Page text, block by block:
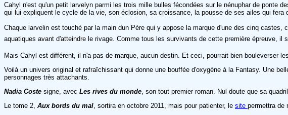
Cahyl n'est qu'un petit larvelyn parmi les trois mille bulles fécondées sur le nénuphar de ponte
qui lui expliquent le cycle de la vie, son éclosion, sa croissance, la pousse de ses ailes qui
Chaque larvelin est touché par la main dun Père qui y appose la marque d'une des cinq
aquatiques avant d'atteindre le rivage. Comme tous les survivants de cette première épreuve, il
Mais Cahyl est différent, il n'a pas de marque, aucun destin. Et ceci, pourrait bien bouleverser
Voilà un univers original et rafraîchissant qui donne une bouffée d'oxygène à la Fantasy. Une
personnages très attachants.
Nadia Coste signe, avec Les rives du monde , son tout premier roman. Nul doute que sa
Le tome 2, Aux bords du mal , sortira en octobre 2011, mais pour patienter, le site permettra de